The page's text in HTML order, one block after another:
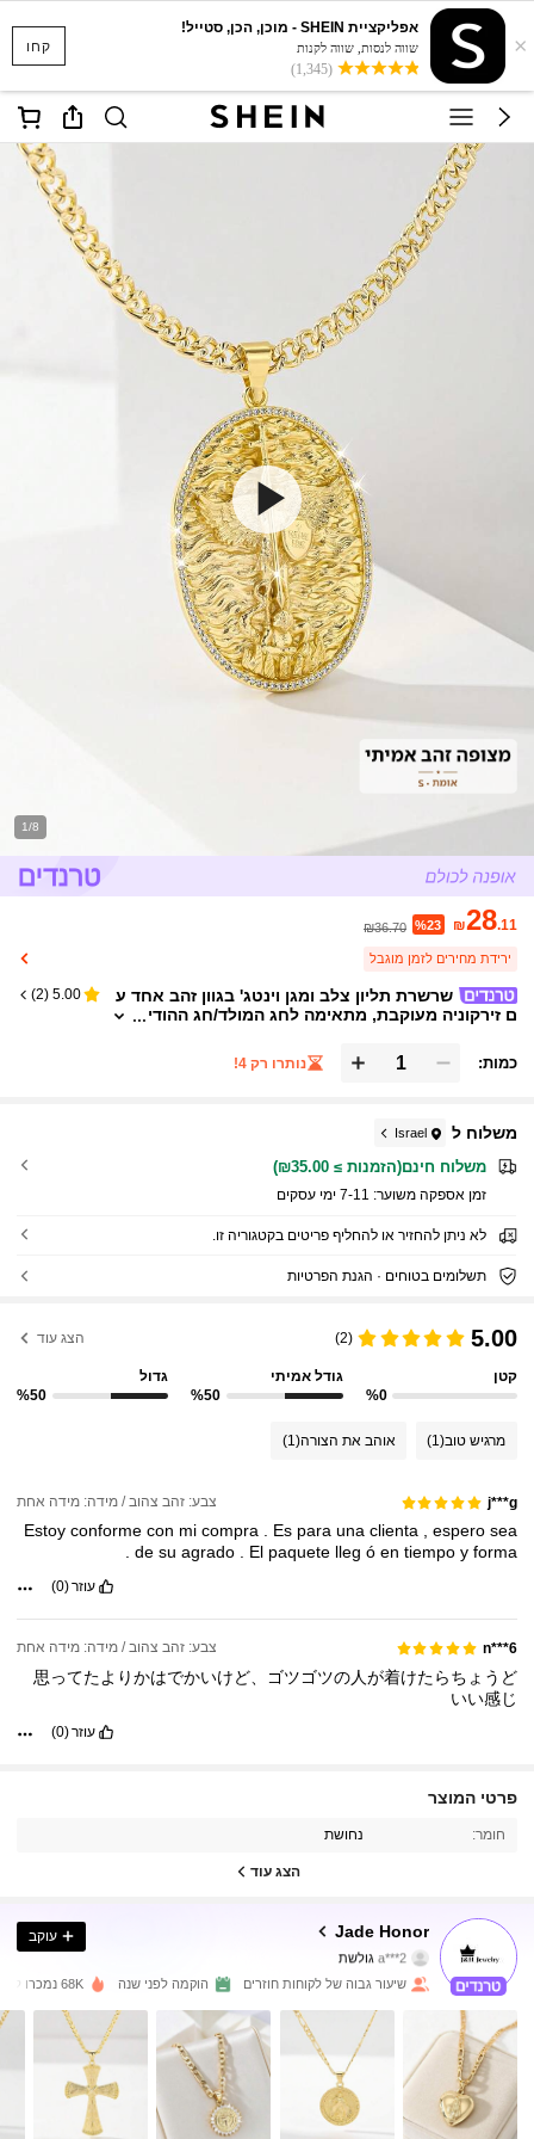
קחו ×
אפליקציית SHEIN - מוכן, הכן, סטייל!
שווה לנסות, שווה לקנות
(1,345)
1/8
₪28.11
%23
₪36.70
ירידת מחירים לזמן מוגבל
שרשרת תליון צלב ומגן וינטג' בגוון זהב אחד ע
ם זירקוניה מעוקבת, מתאימה לחג המולד/חג ההודי
גות/חברים/סנדקים, לחם הקודש הראשון הקתולי, לבוש
יומיומי וחג
5.00
(
2
)
כמות: נותרו רק 4!
משלוח ל Israel
משלוח חינם(הזמנות ≥ ₪35.00)
זמן אספקה ​​משוער: 7-11 ימי עסקים
לא ניתן להחזיר או להחליף פריטים בקטגוריה זו.
תשלומים בטוחים · הגנת הפרטיות
5.00
(2) הצג עוד
קטן
%0
גודל אמיתי
%50
גדול
%50
מרגיש טוב(1) אוהב את הצורה(1)
j***g צבע: זהב צהוב / מידה: מידה אחת
Estoy conforme con mi compra . Es para una clienta , espero sea
de su agrado . El paquete lleg ó en tiempo y forma
.
עוזר(0)
n***6 צבע: זהב צהוב / מידה: מידה אחת
思ってたよりかはでかいけど、ゴツゴツの人が着けたらちょうど
いい感じ
עוזר(0)
פרטי המוצר
חומר: נחושת
הצג עוד
Jade Honor
a***2 גולשת
24K עוקבים
4.96 24K עוקבים
עוקב
שיעור גבוה של לקוחות חוזרים הוקמה לפני שנה 68K נמכרו לאחרונה